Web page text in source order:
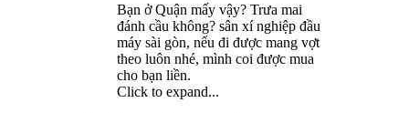
Bạn ở Quận mấy vậy? Trưa mai
đánh cầu không? sân xí nghiệp đầu
máy sài gòn, nếu đi được mang vợt
theo luôn nhé, mình coi được mua
cho bạn liền.
Click to expand...